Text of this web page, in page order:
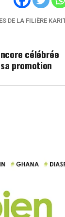
DE LA FILIÈRE
célébrée
promotion